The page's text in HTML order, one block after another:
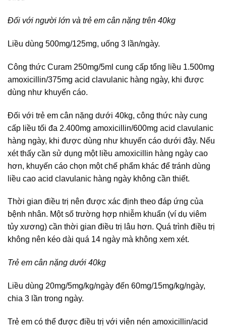
Đối với người lớn và trẻ em cân nặng trên 40kg
Liều dùng 500mg/125mg, uống 3 lần/ngày.
Công thức Curam 250mg/5ml cung cấp tổng liều 1.500mg
amoxicillin/375mg acid clavulanic hàng ngày, khi được
dùng như khuyến cáo.
Đối với trẻ em cân nặng dưới 40kg, công thức này cung
cấp liều tối đa 2.400mg amoxicillin/600mg acid clavulanic
hàng ngày, khi được dùng như khuyến cáo dưới đây. Nếu
xét thấy cần sử dụng một liều amoxicillin hàng ngày cao
hơn, khuyến cáo chọn một chế phẩm khác để tránh dùng
liều cao acid clavulanic hàng ngày không cần thiết.
Thời gian điều trị nên được xác định theo đáp ứng của
bệnh nhân. Một số trường hợp nhiễm khuẩn (ví dụ viêm
tủy xương) cần thời gian điều trị lâu hơn. Quá trình điều trị
không nên kéo dài quá 14 ngày mà không xem xét.
Trẻ em cân nặng dưới 40kg
Liều dùng 20mg/5mg/kg/ngày đến 60mg/15mg/kg/ngày,
chia 3 lần trong ngày.
Trẻ em có thể được điều trị với viên nén amoxicillin/acid